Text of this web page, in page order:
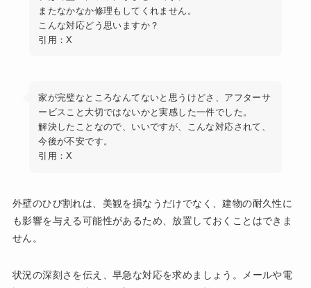
またなかなか修理もしてくれません。
こんな対応どう思いますか？
引用：X
家が完璧なところなんてないと思うけどさ、アフターサ
ービスこと大切ではないかと実感した一件でした。
解決したことなので、いいですが、こんな対応されて、
今後が不安です。
引用：X
外壁のひび割れは、美観を損なうだけでなく、建物の耐久性に
も影響を与える可能性があるため、放置しておくことはできま
せん。
状況の深刻さを伝え、早急な対応を求めましょう。メールや電